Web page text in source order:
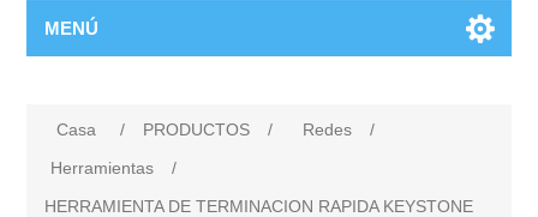
MENÚ
Casa / PRODUCTOS / Redes
/
Herramientas
/
HERRAMIENTA DE TERMINACION RAPIDA KEYSTONE